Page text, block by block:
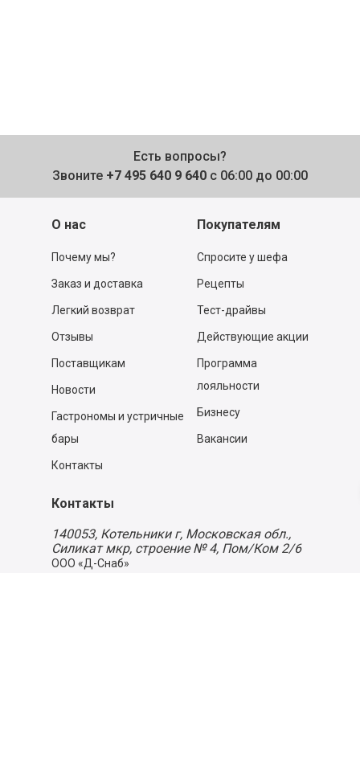
Есть вопросы?
Звоните +7 495 640 9 640 с 06:00 до 00:00
О нас
Почему мы?
Заказ и доставка
Легкий возврат
Отзывы
Поставщикам
Новости
Гастрономы и устричные
бары
Контакты
Покупателям
Спросите у шефа
Рецепты
Тест-драйвы
Действующие акции
Программа
лояльности
Бизнесу
Вакансии
Контакты
140053, Котельники г, Московская обл.,
Силикат мкр, строение № 4, Пом/Ком 2/6
ООО «Д-Снаб»